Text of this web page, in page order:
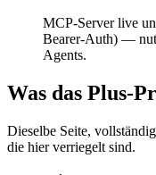
MCP-Server live
Bearer-Auth) —
Agents.
Was das Plus-
Dieselbe Seite,
die hier verriegelt sind.